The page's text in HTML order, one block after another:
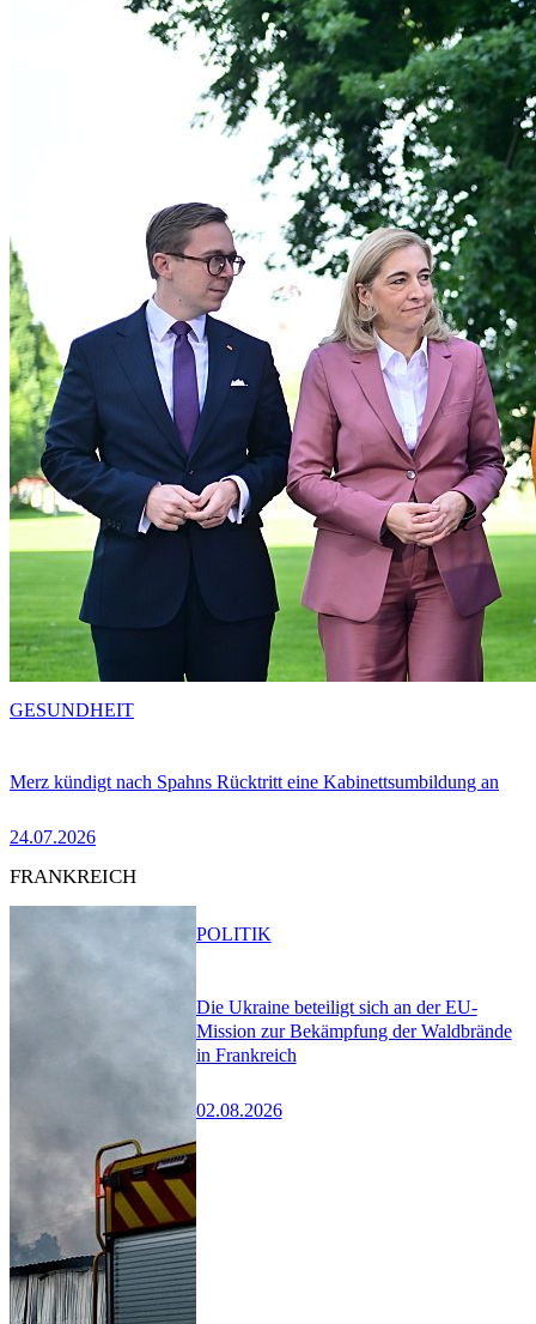
Merz kündigt nach Spahns Rücktritt eine Kabinettsumbildung an
24.07.2026
GESUNDHEIT
FRANKREICH
Die Ukraine beteiligt sich an der EU-
Mission zur Bekämpfung der Waldbrände
in Frankreich
02.08.2026
POLITIK